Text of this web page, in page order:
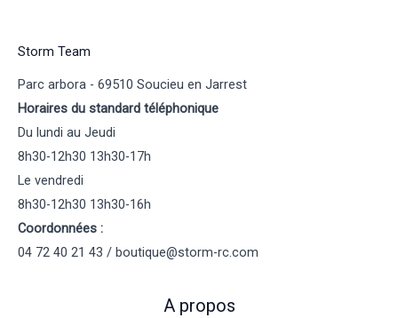
Storm Team
Parc arbora - 69510 Soucieu en Jarrest
Horaires du standard téléphonique
Du lundi au Jeudi
8h30-12h30 13h30-17h
Le vendredi
8h30-12h30 13h30-16h
Coordonnées :
04 72 40 21 43 / boutique@storm-rc.com
A propos